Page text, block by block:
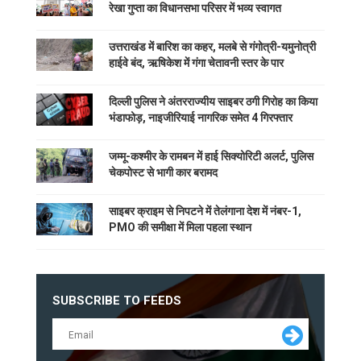
रेखा गुप्ता का विधानसभा परिसर में भव्य स्वागत
उत्तराखंड में बारिश का कहर, मलबे से गंगोत्री-यमुनोत्री
हाईवे बंद, ऋषिकेश में गंगा चेतावनी स्तर के पार
दिल्ली पुलिस ने अंतरराज्यीय साइबर ठगी गिरोह का किया
भंडाफोड़, नाइजीरियाई नागरिक समेत 4 गिरफ्तार
जम्मू-कश्मीर के रामबन में हाई सिक्योरिटी अलर्ट, पुलिस
चेकपोस्ट से भागी कार बरामद
साइबर क्राइम से निपटने में तेलंगाना देश में नंबर-1,
PMO की समीक्षा में मिला पहला स्थान
SUBSCRIBE TO FEEDS